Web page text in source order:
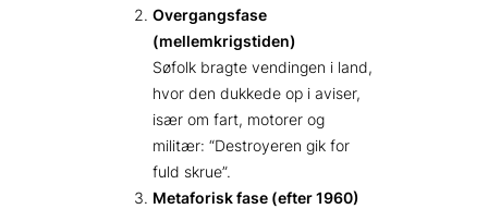
Overgangs­fase
(mellemkrigstiden)
Søfolk bragte vendingen i land,
hvor den dukkede op i aviser,
især om fart, motorer og
militær: “Destroyeren gik for
fuld skrue”.
Metaforisk fase (efter 1960)